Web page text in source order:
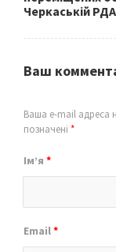
Черкаській РДА
Ваш
Ваша e-mail адреса
позначені *
Ім’я *
Email*